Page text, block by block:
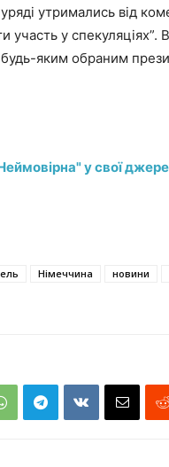
утримались від
участь у
яким обраним
у свої
Німеччина новини